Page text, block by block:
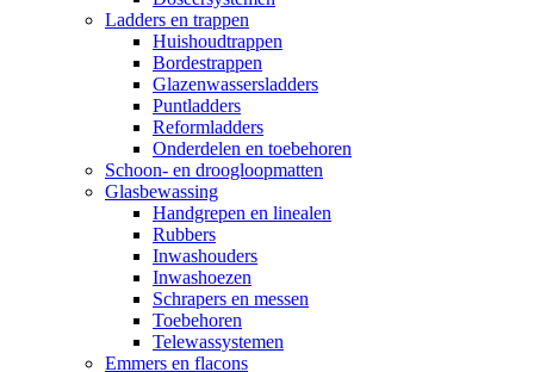
Ladders en trappen
Huishoudtrappen
Bordestrappen
Glazenwassersladders
Puntladders
Reformladders
Onderdelen en toebehoren
Schoon- en droogloopmatten
Glasbewassing
Handgrepen en linealen
Rubbers
Inwashouders
Inwashoezen
Schrapers en messen
Toebehoren
Telewassystemen
Emmers en flacons